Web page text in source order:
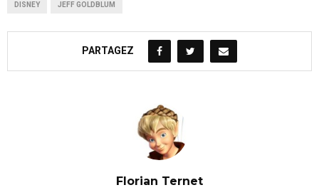
DISNEY JEFF GOLDBLUM
PARTAGEZ
Florian Ternet